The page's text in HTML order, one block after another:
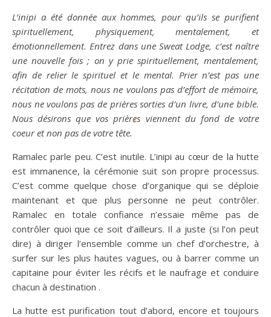
L’inipi a été donnée aux hommes, pour qu’ils se purifient
spirituellement, physiquement, mentalement, et
émotionnellement. Entrez dans une Sweat Lodge, c’est naître
une nouvelle fois ; on y prie spirituellement, mentalement,
afin de relier le spirituel et le mental. Prier n’est pas une
récitation de mots, nous ne voulons pas d’effort de mémoire,
nous ne voulons pas de prières sorties d’un livre, d’une bible.
Nous désirons que vos prières viennent du fond de votre
coeur et non pas de votre tête.
8
Ramalec parle peu. C’est inutile. L’inipi au cœur de la hutte
est immanence, la cérémonie suit son propre processus.
C’est comme quelque chose d’organique qui se déploie
maintenant et que plus personne ne peut contrôler.
Ramalec en totale confiance n’essaie même pas de
contrôler quoi que ce soit d’ailleurs. Il a juste (si l’on peut
dire) à diriger l’ensemble comme un chef d’orchestre, à
surfer sur les plus hautes vagues, ou à barrer comme un
capitaine pour éviter les récifs et le naufrage et conduire
chacun à destination .
La hutte est purification tout d’abord, encore et toujours